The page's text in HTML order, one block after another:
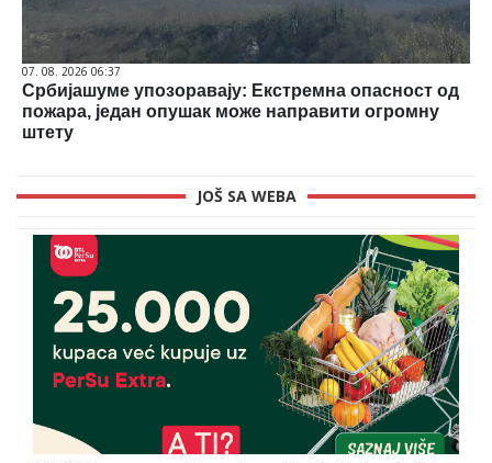
07. 08. 2026 06:37
Србијашуме упозоравају: Екстремна опасност од
пожара, један опушак може направити огромну
штету
JOŠ SA WEBA